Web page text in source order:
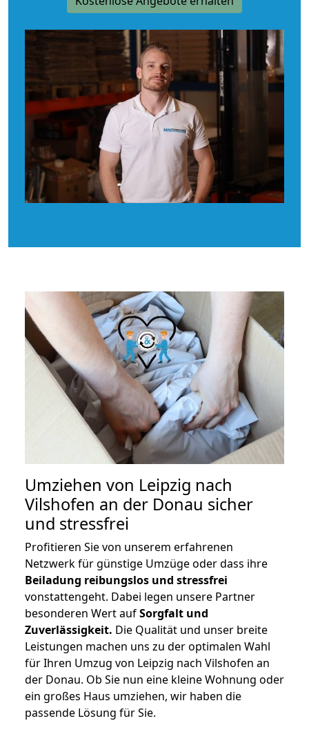
Umziehen von Leipzig nach
Vilshofen an der Donau sicher
und stressfrei
Profitieren Sie von unserem erfahrenen
Netzwerk für günstige Umzüge oder dass ihre
Beiladung reibungslos und stressfrei
vonstattengeht. Dabei legen unsere Partner
besonderen Wert aufSorgfalt und
Zuverlässigkeit. Die Qualität und unser breite
Leistungen machen uns zu der optimalen Wahl
für Ihren Umzug von Leipzig nach Vilshofen an
der Donau. Ob Sie nun eine kleine Wohnung oder
ein großes Haus umziehen, wir haben die
passende Lösung für Sie.